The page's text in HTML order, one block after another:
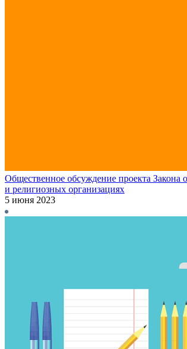
Общественное обсуждение проекта Закона
и религиозных организациях
5 июня 2023